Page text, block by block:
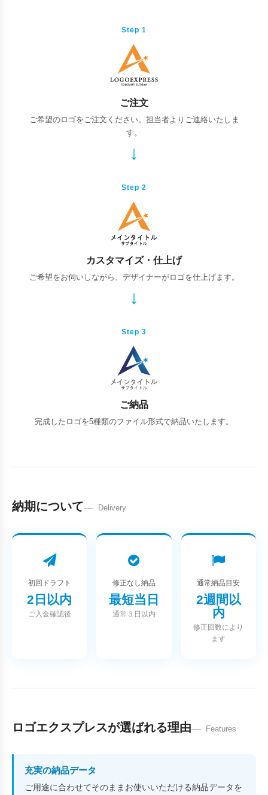
Step 1
ご注文
ご希望のロゴをご注文ください。担当者よりご連絡いたしま
す。
Step 2
カスタマイズ・仕上げ
ご希望をお伺いしながら、デザイナーがロゴを仕上げます。
Step 3
ご納品
完成したロゴを5種類のファイル形式で納品いたします。
納期について Delivery
初回ドラフト
2日以内
ご入金確認後
修正なし納品
最短当日
通常３日以内
通常納品目安
2週間以
内
修正回数により
ます
ロゴエクスプレスが選ばれる理由 Features
充実の納品データ
ご用途に合わせてそのままお使いいただける納品データを